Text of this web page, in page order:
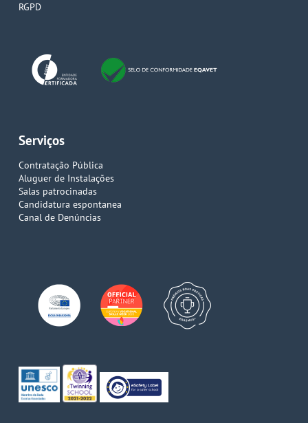
RGPD
Serviços
Contratação Pública
Aluguer de Instalações
Salas patrocinadas
Candidatura espontanea
Canal de Denúncias